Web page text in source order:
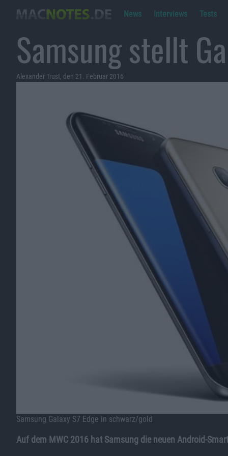
News Interviews Tests
Samsung stellt
Alexander Trust, den 21. Februar 2016
Samsung Galaxy S7 Edge in schwarz/gold
Auf dem MWC 2016 hat Samsung die neuen Android-